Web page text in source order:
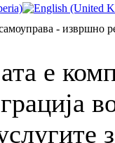
- извршно
е